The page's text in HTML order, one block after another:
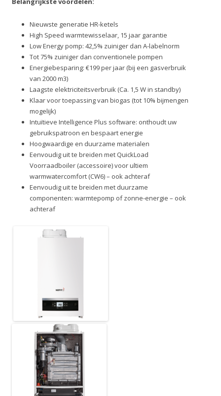
Nieuwste generatie HR-ketels
High Speed warmtewisselaar, 15 jaar garantie
Low Energy pomp: 42,5% zuiniger dan A-labelnorm
Tot 75% zuiniger dan conventionele pompen
Energiebesparing: €199 per jaar (bij een gasverbruik
van 2000 m3)
Laagste elektriciteitsverbruik (Ca. 1,5 W in standby)
Klaar voor toepassing van biogas (tot 10% bijmengen
mogelijk)
Intuïtieve Intelligence Plus software: onthoudt uw
gebruikspatroon en bespaart energie
Hoogwaardige en duurzame materialen
Eenvoudig uit te breiden met QuickLoad
Voorraadboiler (accessoire) voor ultiem
warmwatercomfort (CW6) – ook achteraf
Eenvoudig uit te breiden met duurzame
componenten: warmtepomp of zonne-energie – ook
achteraf